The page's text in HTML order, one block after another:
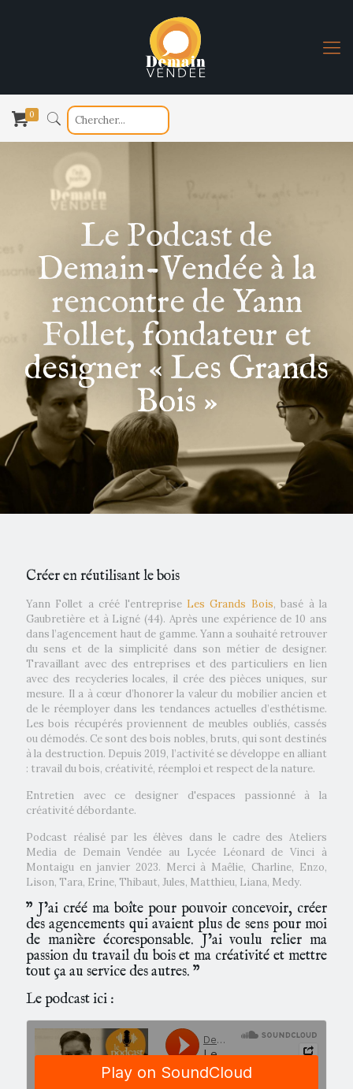
0
Le Podcast de
Demain-Vendée à la
rencontre de Yann
Follet, fondateur et
designer « Les Grands
Bois »
Créer en réutilisant le bois
Yann Follet a créé l'entreprise Les Grands Bois, basé à la
Gaubretière et à Ligné (44). Après une expérience de 10 ans
dans l’agencement haut de gamme. Yann a souhaité retrouver
du sens et de la simplicité dans son métier de designer.
Travaillant avec des entreprises et des particuliers en lien
avec des recycleries locales, il crée des pièces uniques, sur
mesure. Il a à cœur d’honorer la valeur du mobilier ancien et
de le réemployer dans les tendances actuelles d’esthétisme.
Les bois récupérés proviennent de meubles oubliés, cassés
ou démodés. Ce sont des bois nobles, bruts, qui sont destinés
à la destruction. Depuis 2019, l’activité se développe en alliant
: travail du bois, créativité, réemploi et respect de la nature.
Entretien avec ce designer d'espaces passionné à la
créativité débordante.
Podcast réalisé par les élèves dans le cadre des Ateliers
Media de Demain Vendée au Lycée Léonard de Vinci à
Montaigu en janvier 2023. Merci à Maêlie, Charline, Enzo,
Lison, Tara, Erine, Thibaut, Jules, Matthieu, Liana, Medy.
" J’ai créé ma boîte pour pouvoir concevoir, créer
des agencements qui avaient plus de sens pour moi
de manière écoresponsable. J’ai voulu relier ma
passion du travail du bois et ma créativité et mettre
tout ça au service des autres. "
Le podcast ici :